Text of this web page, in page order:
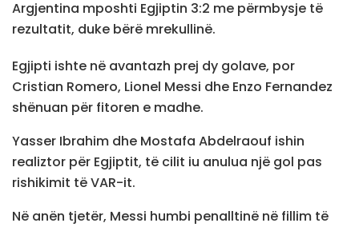
Argjentina mposhti Egjiptin 3:2 me përmbysje të
rezultatit, duke bërë mrekullinë.
Egjipti ishte në avantazh prej dy golave, por
Cristian Romero, Lionel Messi dhe Enzo Fernandez
shënuan për fitoren e madhe.
Yasser Ibrahim dhe Mostafa Abdelraouf ishin
realiztor për Egjiptit, të cilit iu anulua një gol pas
rishikimit të VAR-it.
Në anën tjetër, Messi humbi penalltinë në fillim të